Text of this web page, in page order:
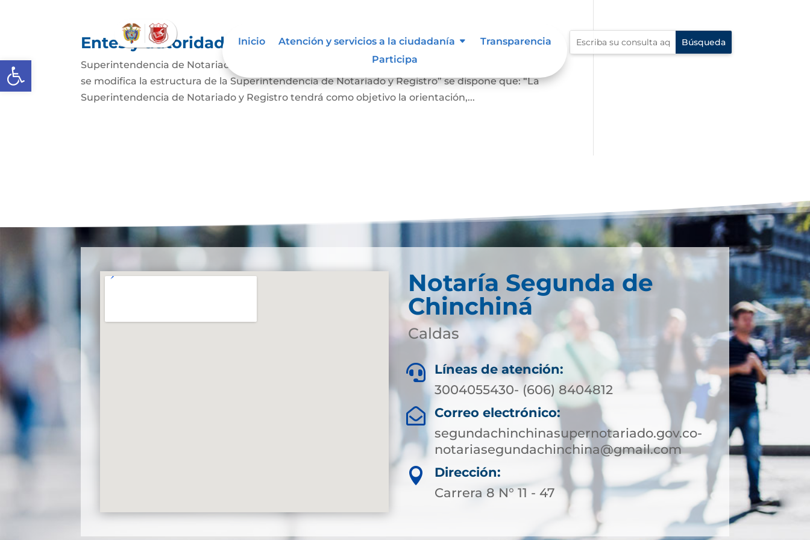
Abrir barra de herramientas
Inicio Atención y servicios a la ciudadanía
Transparencia
Participa
Entes y autoridades que lo vigilan
Superintendencia de Notariado y Registro En el Artículo 4 del Decreto 2723 de 2014, “Por el cual
se modifica la estructura de la Superintendencia de Notariado y Registro” se dispone que: “La
Superintendencia de Notariado y Registro tendrá como objetivo la orientación,...
Notaría Segunda de
Chinchiná
Caldas

Líneas de atención:
3004055430- (606) 8404812

Correo electrónico:
segundachinchinasupernotariado.gov.co-
notariasegundachinchina@gmail.com

Dirección:
Carrera 8 N° 11 - 47